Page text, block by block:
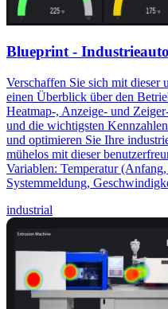
Blueprint -
Verschaffen Sie sich mit dieser
einen Überblick über den
Heatmap-, Anzeige- und
und die wichtigsten
und optimieren Sie Ihre
mühelos mit dieser
Variablen: Temperatur
Systemmeldung,
industrial